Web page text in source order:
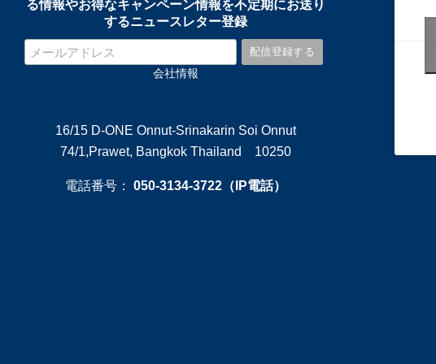
る情報やお得なキャンペーン情報を不定期にお送り
するニュースレター登録
会社情報
16/15 D-ONE Onnut-Srinakarin Soi Onnut
74/1,Prawet, Bangkok Thailand 10250
電話番号：050-3134-3722（IP電話）